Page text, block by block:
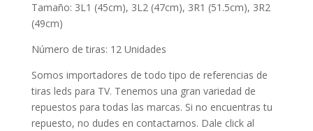
Tamaño: 3L1 (45cm), 3L2 (47cm), 3R1 (51.5cm), 3R2
(49cm)
Número de tiras: 12 Unidades
Somos importadores de todo tipo de referencias de
tiras leds para TV. Tenemos una gran variedad de
repuestos para todas las marcas. Si no encuentras tu
repuesto, no dudes en contactarnos. Dale click al